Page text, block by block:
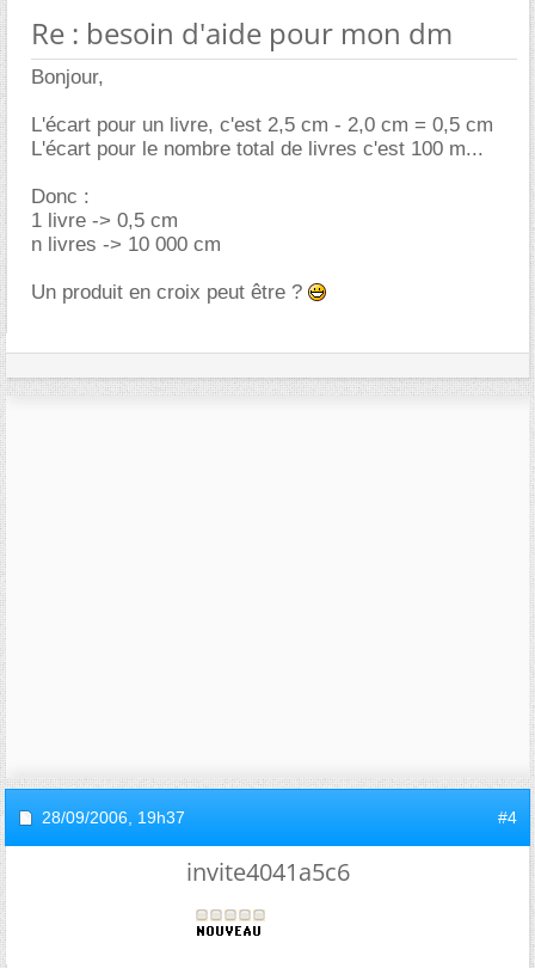
Re : besoin d'aide pour mon dm
Bonjour,
L'écart pour un livre, c'est 2,5 cm - 2,0 cm = 0,5 cm
L'écart pour le nombre total de livres c'est 100 m...
Donc :
1 livre -> 0,5 cm
n livres -> 10 000 cm
Un produit en croix peut être ?
28/09/2006, 19h37 #4
invite4041a5c6